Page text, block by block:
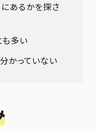
あるかを探さ
も多い
かっていない